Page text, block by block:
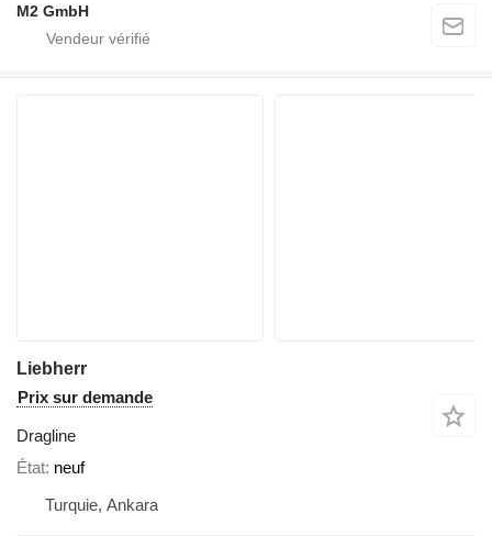
M2 GmbH
Liebherr
Prix sur demande
Dragline
État neuf
Turquie, Ankara